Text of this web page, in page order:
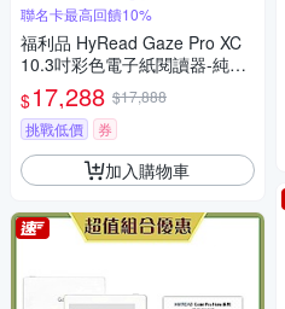
聯名卡最高回饋10%
福利品 HyRead Gaze Pro XC
10.3吋彩色電子紙閱讀器-純淨
白
$17,288 $17,888
挑戰低價
券
加入購物車